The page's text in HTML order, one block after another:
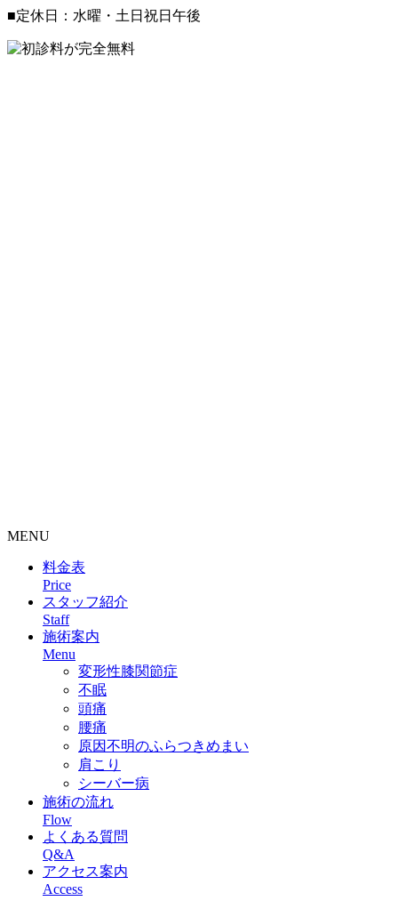
■定休日：水曜・土日祝日午後
MENU
料金表
Price
スタッフ紹介
Staff
施術案内
Menu
変形性膝関節症
不眠
頭痛
腰痛
原因不明のふらつきめまい
肩こり
シーバー病
施術の流れ
Flow
よくある質問
Q&A
アクセス案内
Access